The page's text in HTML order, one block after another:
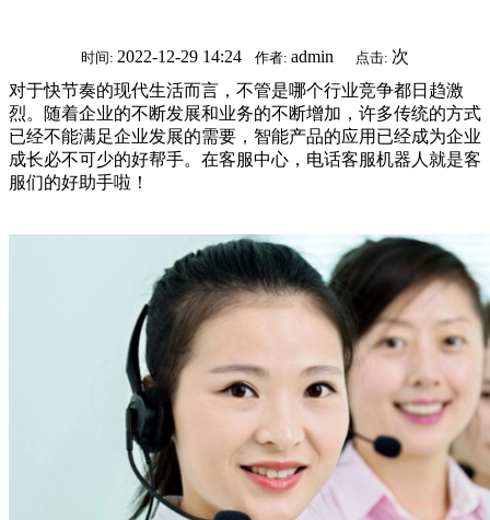
时间: 2022-12-29 14:24 作者: admin 点击: 次
对于快节奏的现代生活而言，不管是哪个行业竞争都日趋激
烈。随着企业的不断发展和业务的不断增加，许多传统的方式
已经不能满足企业发展的需要，智能产品的应用已经成为企业
成长必不可少的好帮手。在客服中心，电话客服机器人就是客
服们的好助手啦！